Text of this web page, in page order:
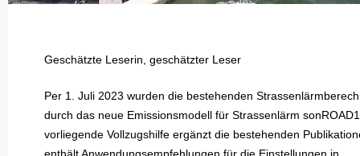
Geschätzte Leserin, geschätzter Leser
Per 1. Juli 2023 wurden die bestehenden
durch das neue Emissionsmodell für Strassenlärm
vorliegende Vollzugshilfe ergänzt die bestehenden